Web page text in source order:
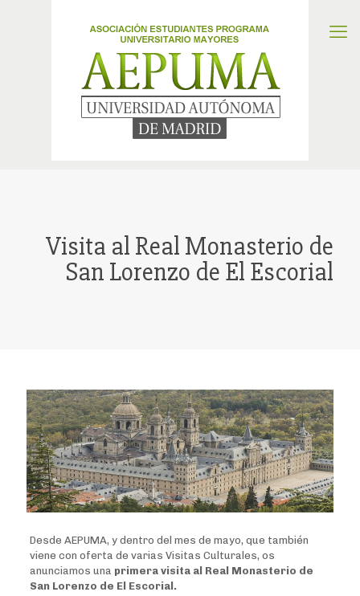
Visita al Real Monasterio de
San Lorenzo de El Escorial
Desde AEPUMA, y dentro del mes de mayo, que también
viene con oferta de varias Visitas Culturales, os
anunciamos una primera visita al Real Monasterio de
San Lorenzo de El Escorial.